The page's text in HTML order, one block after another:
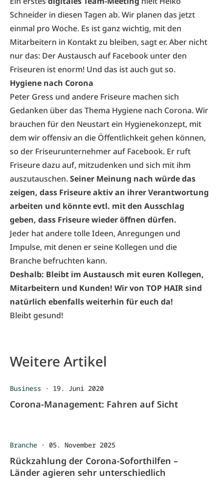
Schneider in diesen Tagen ab. Wir planen das jetzt
einmal pro Woche. Es ist ganz wichtig, mit den
Mitarbeitern in Kontakt zu bleiben, sagt er. Aber nicht
nur das: Der Austausch auf Facebook unter den
Friseuren ist enorm! Und das ist auch gut so.
Hygiene nach Corona
Peter Gress und andere Friseure machen sich
Gedanken über das Thema Hygiene nach Corona. Wir
brauchen für den Neustart ein Hygienekonzept, mit
dem wir offensiv an die Öffentlichkeit gehen können,
so der Friseurunternehmer aufFacebook. Er ruft
Friseure dazu auf, mitzudenken und sich mit ihm
auszutauschen.Seiner Meinung nach würde das
zeigen, dass Friseure aktiv an ihrer Verantwortung
arbeiten und könnte evtl. mit den Ausschlag
geben, dass Friseure wieder öffnen dürfen.
Jeder hat andere tolle Ideen, Anregungen und
Impulse, mit denen er seine Kollegen und die
Branche befruchten kann.
Deshalb: Bleibt im Austausch mit euren Kollegen,
Mitarbeitern und Kunden! Wir von TOP HAIR sind
natürlich ebenfalls weiterhin für euch da!
Bleibt gesund!
Weitere Artikel
Business · 19. Juni 2020
Corona-Management: Fahren auf Sicht
Branche · 05. November 2025
Rückzahlung der Corona-Soforthilfen –
Länder agieren sehr unterschiedlich